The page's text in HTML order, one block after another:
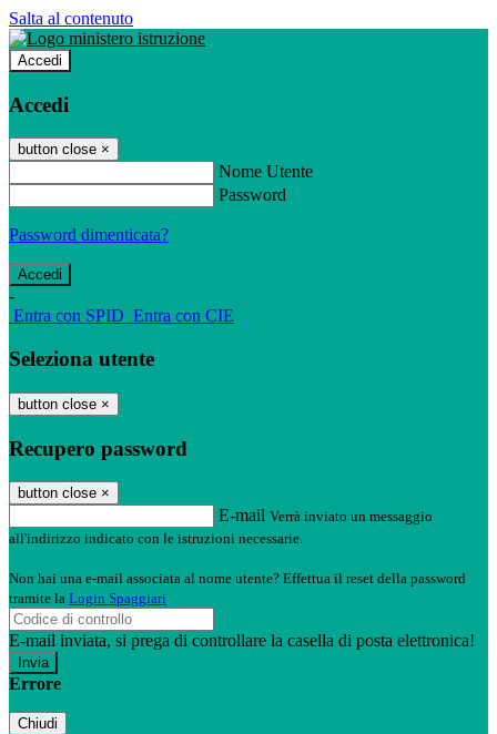
Salta al contenuto
Accedi
Accedi
button close ×
Nome Utente
Password
Password dimenticata?
-
Entra con SPID Entra con CIE
Seleziona utente
button close ×
Recupero password
button close ×
E-mail Verrà inviato un messaggio
all'indirizzo indicato con le istruzioni necessarie.
Non hai una e-mail associata al nome utente? Effettua il reset della password
tramite la Login Spaggiari
E-mail inviata, si prega di controllare la casella di posta elettronica!
Errore
Chiudi